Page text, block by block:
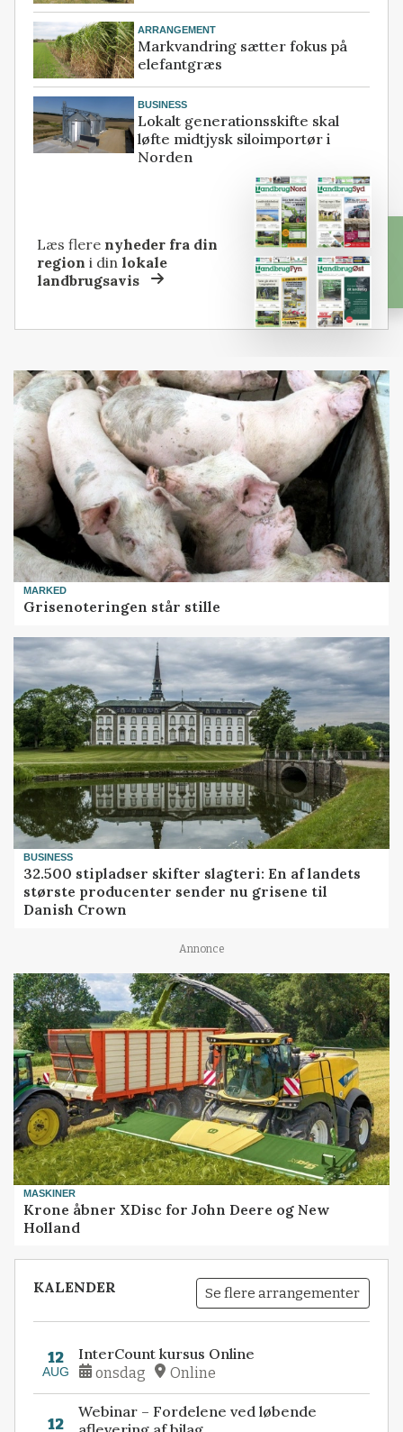
ARRANGEMENT
Markvandring sætter fokus på
elefantgræs
BUSINESS
Lokalt generationsskifte skal
løfte midtjysk siloimportør i
Norden
Læs flere nyheder fra din
region i dinlokale
landbrugsavis
MARKED
Grisenoteringen står stille
BUSINESS
32.500 stipladser skifter slagteri: En af landets
største producenter sender nu grisene til
Danish Crown
Annonce
MASKINER
Krone åbner XDisc for John Deere og New
Holland
KALENDER Se flere arrangementer
12
AUG
InterCount kursus Online
onsdag Online
12
Webinar – Fordelene ved løbende